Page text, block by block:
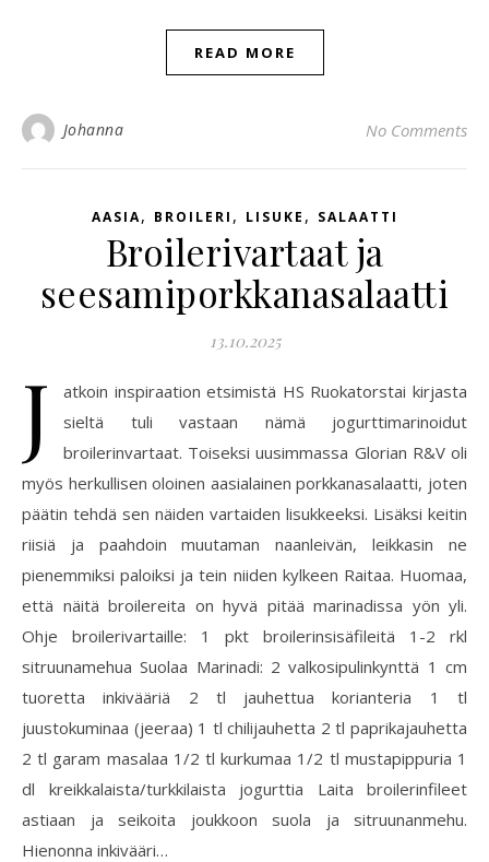
READ MORE
Johanna No Comments
AASIA, BROILERI , LISUKE , SALAATTI
Broilerivartaat ja
seesamiporkkanasalaatti
13.10.2025
J
atkoin inspiraation etsimistä HS Ruokatorstai kirjasta
sieltä tuli vastaan nämä jogurttimarinoidut
broilerinvartaat. Toiseksi uusimmassa Glorian R&V oli
myös herkullisen oloinen aasialainen porkkanasalaatti, joten
päätin tehdä sen näiden vartaiden lisukkeeksi. Lisäksi keitin
riisiä ja paahdoin muutaman naanleivän, leikkasin ne
pienemmiksi paloiksi ja tein niiden kylkeen Raitaa. Huomaa,
että näitä broilereita on hyvä pitää marinadissa yön yli.
Ohje broilerivartaille: 1 pkt broilerinsisäfileitä 1-2 rkl
sitruunamehua Suolaa Marinadi: 2 valkosipulinkynttä 1 cm
tuoretta inkivääriä 2 tl jauhettua korianteria 1 tl
juustokuminaa (jeeraa) 1 tl chilijauhetta 2 tl paprikajauhetta
2 tl garam masalaa 1/2 tl kurkumaa 1/2 tl mustapippuria 1
dl kreikkalaista/turkkilaista jogurttia Laita broilerinfileet
astiaan ja seikoita joukkoon suola ja sitruunanmehu.
Hienonna inkivääri…